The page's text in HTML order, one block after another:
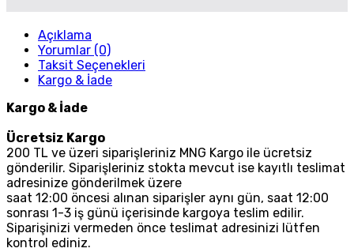
Açıklama
Yorumlar (0)
Taksit Seçenekleri
Kargo & İade
Kargo & İade
Ücretsiz Kargo
200 TL ve üzeri siparişleriniz MNG Kargo ile ücretsiz
gönderilir. Siparişleriniz stokta mevcut ise kayıtlı teslimat
adresinize gönderilmek üzere
saat 12:00 öncesi alınan siparişler aynı gün, saat 12:00
sonrası 1-3 iş günü içerisinde kargoya teslim edilir.
Siparişinizi vermeden önce teslimat adresinizi lütfen
kontrol ediniz.